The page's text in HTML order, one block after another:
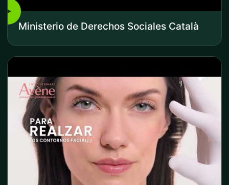
▶
Ministerio de Derechos Sociales Català